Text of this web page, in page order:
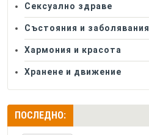
Сексуално здраве
Състояния и заболявания
Хармония и красота
Хранене и движение
ПОСЛЕДНО: